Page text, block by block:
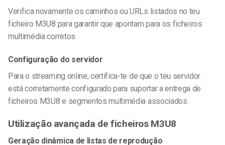
Verifica novamente os caminhos ou URLs listados no teu
ficheiro M3U8 para garantir que apontam para os ficheiros
multimédia corretos.
Configuração do servidor
Para o streaming online, certifica-te de que o teu servidor
está corretamente configurado para suportar a entrega de
ficheiros M3U8 e segmentos multimédia associados.
Utilização avançada de ficheiros M3U8
Geração dinâmica de listas de reprodução